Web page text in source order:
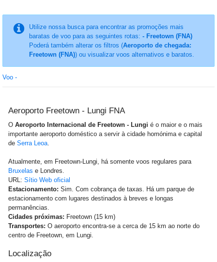
Utilize nossa busca para encontrar as promoções mais
baratas de voo para as seguintes rotas: - Freetown (FNA)
Poderá também alterar os filtros (Aeroporto de chegada:
Freetown (FNA)) ou visualizar voos alternativos e baratos.
Voo -
Aeroporto Freetown - Lungi FNA
O Aeroporto Internacional de Freetown - Lungi é o maior e o mais
importante aeroporto doméstico a servir à cidade homónima e capital
de Serra Leoa.
Atualmente, em Freetown-Lungi, há somente voos regulares para
Bruxelas e Londres.
URL: Sítio Web oficial
Estacionamento: Sim. Com cobrança de taxas. Há um parque de
estacionamento com lugares destinados à breves e longas
permanências.
Cidades próximas: Freetown (15 km)
Transportes: O aeroporto encontra-se a cerca de 15 km ao norte do
centro de Freetown, em Lungi.
Localização